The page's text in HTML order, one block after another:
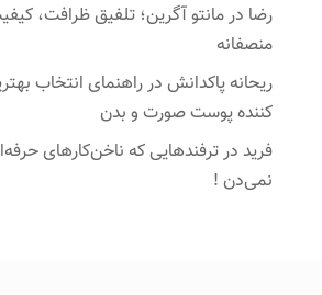
رضا درمانتو آگرین؛ تلفیق ظرافت،
منصفانه
ریحانه پاکدانشدرراهنمای انتخاب
کننده پوست صورت و بدن
فریددرترفندهایی که ناخن‌کارهای
نمی‌دن !